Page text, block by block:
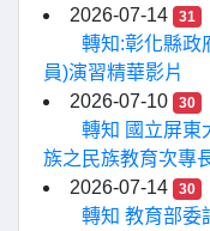
2026-07-14
31
轉知:彰化縣政
員)演習精華影片
2026-07-10
30
轉知 國立屏東
族之民族教育次專
2026-07-14
30
轉知 教育部委